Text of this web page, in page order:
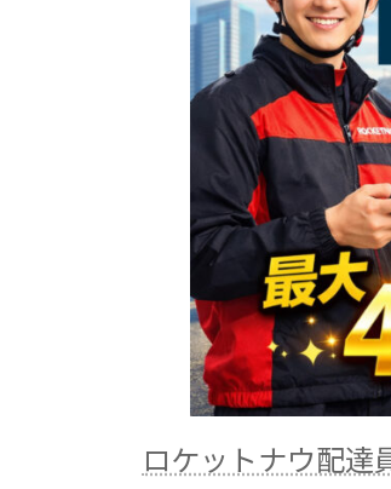
ロケットナウ配達